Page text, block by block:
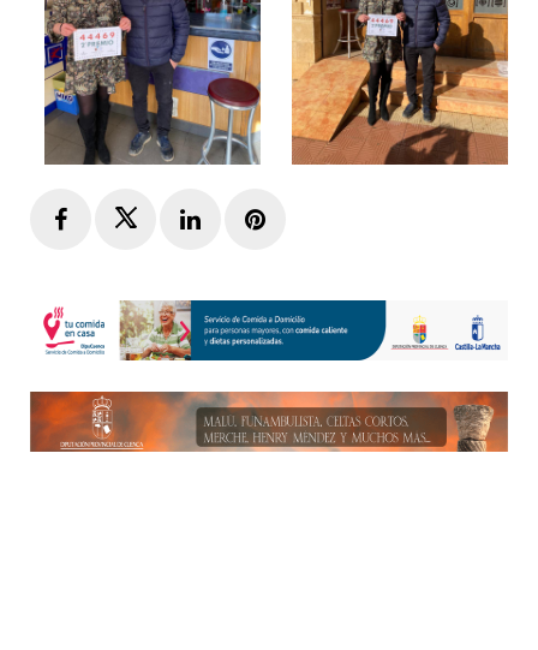
FacebookTwitterLinkedInPinterest